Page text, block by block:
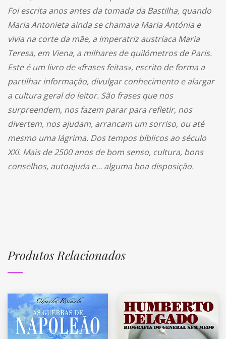
Foi escrita anos antes da tomada da Bastilha, quando
Maria Antonieta ainda se chamava Maria Antónia e
vivia na corte da mãe, a imperatriz austríaca Maria
Teresa, em Viena, a milhares de quilómetros de Paris.
Este é um livro de «frases feitas», escrito de forma a
partilhar informação, divulgar conhecimento e alargar
a cultura geral do leitor. São frases que nos
surpreendem, nos fazem parar para refletir, nos
divertem, nos ajudam, arrancam um sorriso, ou até
mesmo uma lágrima. Dos tempos bíblicos ao século
XXI. Mais de 2500 anos de bom senso, cultura, bons
conselhos, autoajuda e… alguma boa disposição.
Produtos Relacionados